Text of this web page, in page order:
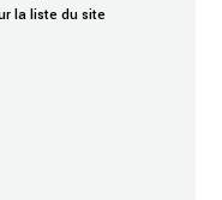
la liste du site